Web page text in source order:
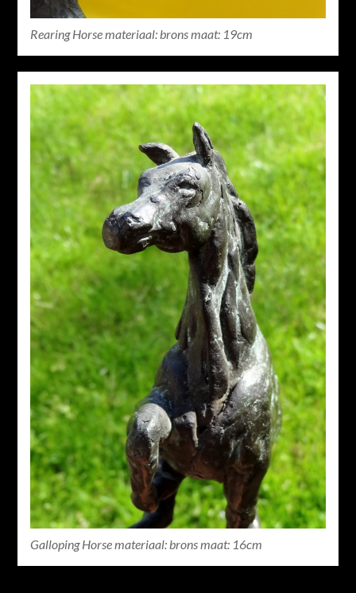
Rearing Horse materiaal: brons maat: 19cm
Galloping Horse materiaal: brons maat: 16cm